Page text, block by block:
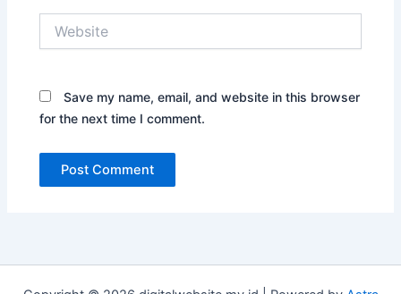
Save my name, email, and website in this browser
for the next time I comment.